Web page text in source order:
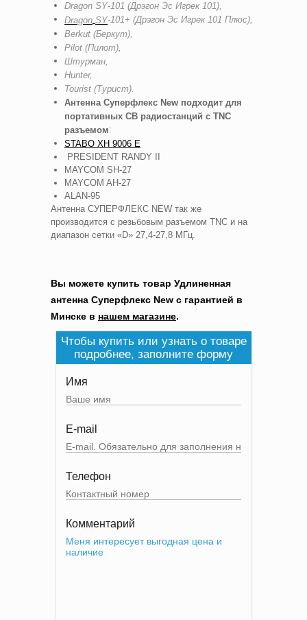
Dragon SY-101 (Дрэгон Эс Игрек 101),
Dragon SY-101+ (Дрэгон Эс Игрек 101 Плюс),
Berkut (Беркут),
Pilot (Пилот),
Штурман,
Hunter,
Tourist (Турист).
Антенна Суперфлекс New подходит для
портативных CB радиостанций c TNC
разъемом:
STABO XH 9006 E
PRESIDENT RANDY II
MAYCOM SH-27
MAYCOM AH-27
ALAN-95
Антенна СУПЕРФЛЕКС NEW так же
производится с резьбовым разъемом TNC и на
диапазон сетки «D» 27,4-27,8 МГц.
Вы можете купить товар Удлиненная
антенна Суперфлекс New с гарантией в
Минске в нашем магазине.
Чтобы купить или узнать о товаре
подробнее, заполните форму
Имя
E-mail
Телефон
Комментарий